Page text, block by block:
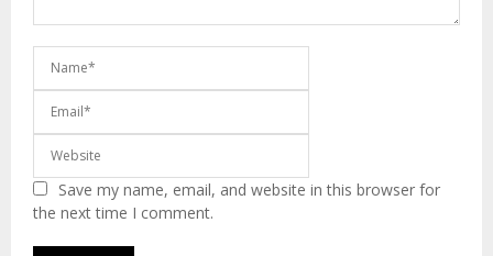
Save my name, email, and website in this browser for
the next time I comment.